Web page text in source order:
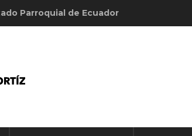
Parroquial de Ecuador